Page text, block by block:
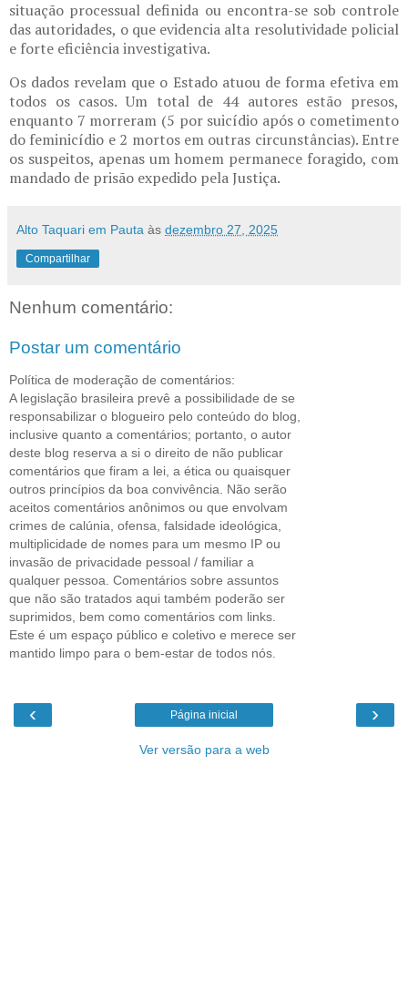
situação processual definida ou encontra-se sob controle
das autoridades, o que evidencia alta resolutividade policial
e forte eficiência investigativa.
Os dados revelam que o Estado atuou de forma efetiva em
todos os casos. Um total de 44 autores estão presos,
enquanto 7 morreram (5 por suicídio após o cometimento
do feminicídio e 2 mortos em outras circunstâncias). Entre
os suspeitos, apenas um homem permanece foragido, com
mandado de prisão expedido pela Justiça.
Alto Taquari em Pauta às dezembro 27, 2025
Compartilhar
Nenhum comentário:
Postar um comentário
Política de moderação de comentários:
A legislação brasileira prevê a possibilidade de se
responsabilizar o blogueiro pelo conteúdo do blog,
inclusive quanto a comentários; portanto, o autor
deste blog reserva a si o direito de não publicar
comentários que firam a lei, a ética ou quaisquer
outros princípios da boa convivência. Não serão
aceitos comentários anônimos ou que envolvam
crimes de calúnia, ofensa, falsidade ideológica,
multiplicidade de nomes para um mesmo IP ou
invasão de privacidade pessoal / familiar a
qualquer pessoa. Comentários sobre assuntos
que não são tratados aqui também poderão ser
suprimidos, bem como comentários com links.
Este é um espaço público e coletivo e merece ser
mantido limpo para o bem-estar de todos nós.
‹ ›
Página inicial
Ver versão para a web